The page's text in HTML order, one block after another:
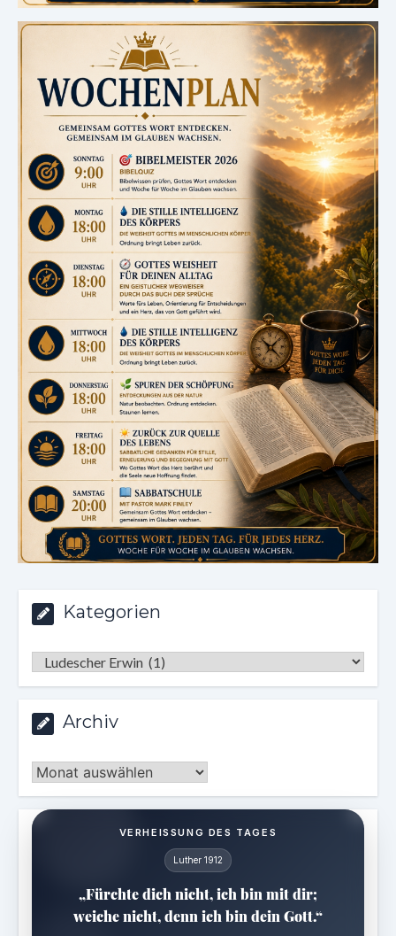
Kategorien
Kategorien
Archiv
Archiv
VERHEISSUNG DES TAGES
Luther 1912
„Fürchte dich nicht, ich bin mit dir;
weiche nicht, denn ich bin dein Gott.“